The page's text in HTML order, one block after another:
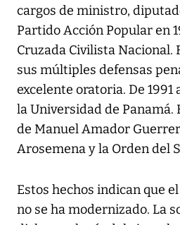
cargos de ministro,
Partido Acción Popular en
Cruzada Civilista Nacional.
sus múltiples defensas
excelente oratoria. De 1991
la Universidad de Panamá.
de Manuel Amador
Arosemena y la Orden del
Estos hechos indican que
no se ha modernizado. La